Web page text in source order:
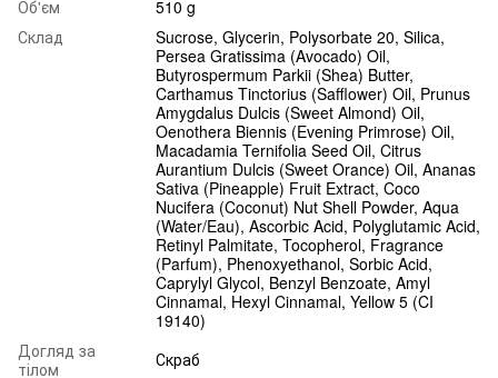
Об'єм
510 g
Склад
Sucrose, Glycerin, Polysorbate 20, Silica,
Persea Gratissima (Avocado) Oil,
Butyrospermum Parkii (Shea) Butter,
Carthamus Tinctorius (Safflower) Oil, Prunus
Amygdalus Dulcis (Sweet Almond) Oil,
Oenothera Biennis (Evening Primrose) Oil,
Macadamia Ternifolia Seed Oil, Citrus
Aurantium Dulcis (Sweet Orance) Oil, Ananas
Sativa (Pineapple) Fruit Extract, Coco
Nucifera (Coconut) Nut Shell Powder, Aqua
(Water/Eau), Ascorbic Acid, Polyglutamic Acid,
Retinyl Palmitate, Tocopherol, Fragrance
(Parfum), Phenoxyethanol, Sorbic Acid,
Caprylyl Glycol, Benzyl Benzoate, Amyl
Cinnamal, Hexyl Cinnamal, Yellow 5 (CI
19140)
Догляд за
тілом
Скраб